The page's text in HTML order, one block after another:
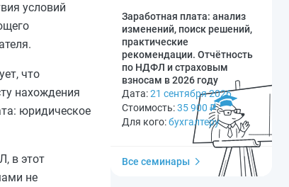
условий
что
нахождения
юридическое
в этот
не
Заработная плата: анализ
изменений, поиск решений,
практические
рекомендации. Отчётность
по НДФЛ и страховым
взносам в 2026 году
Дата:21 сентября 2026
Стоимость:35 900 ₽
Для кого:бухгалтеру
Все семинары